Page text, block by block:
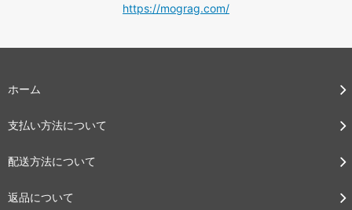
https://mograg.com/
ホーム
支払い方法について
配送方法について
返品について